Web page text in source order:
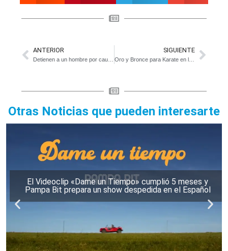
ANTERIOR SIGUIENTE
Oro y Bronce para Karate en los Juegos Bonaerenses
Otras Noticias que pueden interesarte
El Videoclip «Dame un Tiempo» cumplió 5 meses y
Pampa Bit prepara un show despedida en el Español